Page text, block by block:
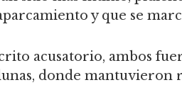
y que se
acusatorio, ambos
donde mantuvieron